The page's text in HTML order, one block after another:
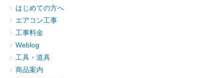
はじめての方へ
エアコン工事
工事料金
Weblog
工具・道具
商品案内